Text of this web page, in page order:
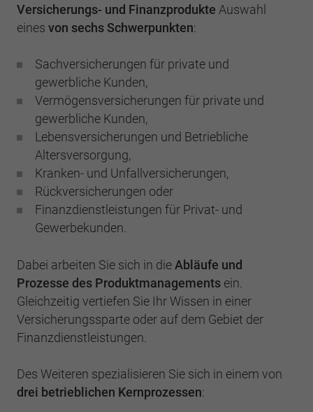
Versicherungs- und Finanzprodukte Auswahl
eines von sechs Schwerpunkten:
Sachversicherungen für private und
gewerbliche Kunden,
Vermögensversicherungen für private und
gewerbliche Kunden,
Lebensversicherungen und Betriebliche
Altersversorgung,
Kranken- und Unfallversicherungen,
Rückversicherungen oder
Finanzdienstleistungen für Privat- und
Gewerbekunden.
Dabei arbeiten Sie sich in dieAbläufe und
Prozesse des Produktmanagements ein.
Gleichzeitig vertiefen Sie Ihr Wissen in einer
Versicherungssparte oder auf dem Gebiet der
Finanzdienstleistungen.
Des Weiteren spezialisieren Sie sich in einem von
drei betrieblichen Kernprozessen: